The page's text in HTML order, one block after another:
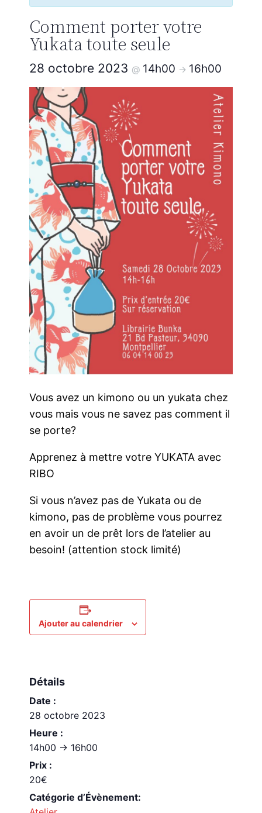
Comment porter votre
Yukata toute seule
28 octobre 2023 @ 14h00 -> 16h00
Vous avez un kimono ou un yukata chez
vous mais vous ne savez pas comment il
se porte?
Apprenez à mettre votre YUKATA avec
RIBO
Si vous n’avez pas de Yukata ou de
kimono, pas de problème vous pourrez
en avoir un de prêt lors de l’atelier au
besoin! (attention stock limité)
Ajouter au calendrier
Détails
Date :
28 octobre 2023
Heure :
14h00 -> 16h00
Prix :
20€
Catégorie d’Évènement: